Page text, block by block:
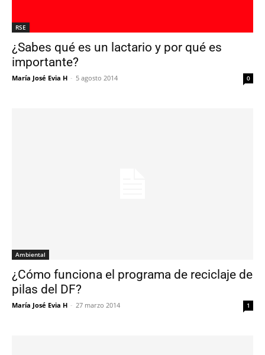
RSE
¿Sabes qué es un lactario y por qué es
importante?
María José Evia H - 5 agosto 2014 0
Ambiental
¿Cómo funciona el programa de reciclaje de
pilas del DF?
María José Evia H - 27 marzo 2014 1